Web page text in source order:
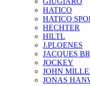
HATICO
HATICO
HECHTER
HILTL
J.PLOENES
JAСQUES
JOCKEY
JOHN
JONAS